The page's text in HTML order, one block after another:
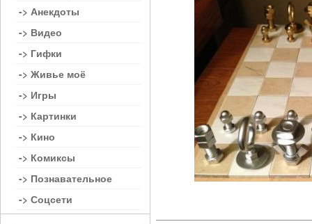
-> Анекдоты
-> Видео
-> Гифки
-> Живье моё
-> Игры
-> Картинки
-> Кино
-> Комиксы
-> Познавательное
-> Соцсети